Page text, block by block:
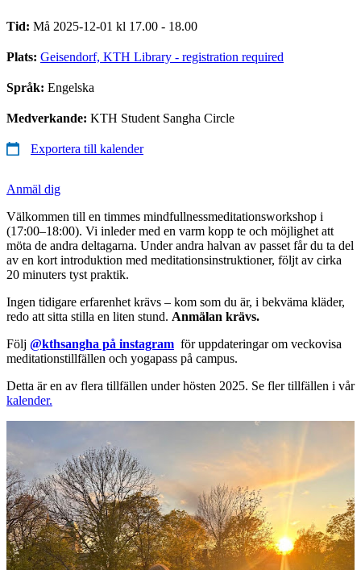
Tid: Må 2025-12-01 kl 17.00 - 18.00
Plats: Geisendorf, KTH Library - registration required
Språk: Engelska
Medverkande: KTH Student Sangha Circle
Exportera till kalender
Anmäl dig
Välkommen till en timmes mindfullnessmeditationsworkshop i
(17:00–18:00). Vi inleder med en varm kopp te och möjlighet att
möta de andra deltagarna. Under andra halvan av passet får du ta del
av en kort introduktion med meditationsinstruktioner, följt av cirka
20 minuters tyst praktik.
Ingen tidigare erfarenhet krävs – kom som du är, i bekväma kläder,
redo att sitta stilla en liten stund. Anmälan krävs.
Följ @kthsangha på instagram för uppdateringar om veckovisa
meditationstillfällen och yogapass på campus.
Detta är en av flera tillfällen under hösten 2025. Se fler tillfällen i vår
kalender.